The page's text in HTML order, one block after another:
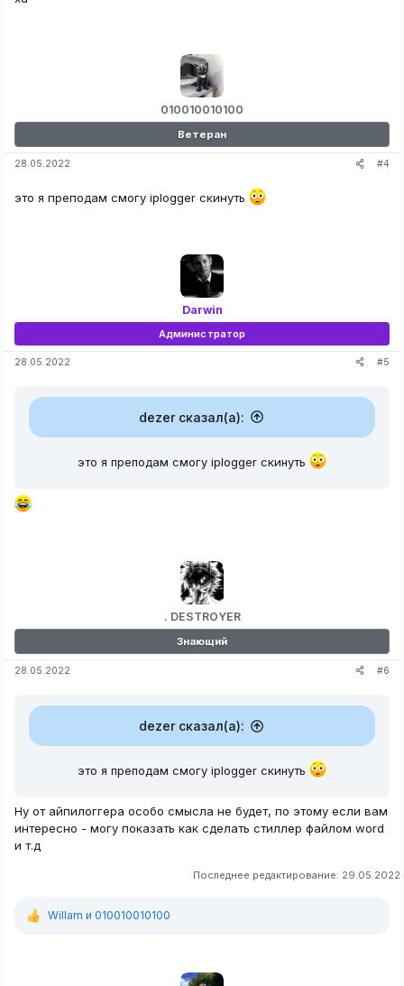
010010010100
Ветеран
28.05.2022 #4
это я преподам смогу iplogger скинуть
Darwin
Администратор
28.05.2022 #5
dezer сказал(а):
это я преподам смогу iplogger скинуть
. DESTROYER
Знающий
28.05.2022 #6
dezer сказал(а):
это я преподам смогу iplogger скинуть
Ну от айпилоггера особо смысла не будет, по этому если вам
интересно - могу показать как сделать стиллер файлом word
и т.д
Последнее редактирование: 29.05.2022
Р
Willam и 010010010100